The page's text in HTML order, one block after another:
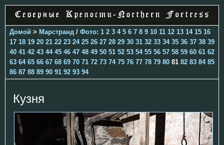
Домой > Марстранд / Фото: 1 2 3 4 5 6 7 8 9 10 11 12 13 14 15 16
17 18 19 20 21 22 23 24 25 26 27 28 29 30 31 32 33 34 35 36 37 38 39
40 41 42 43 44 45 46 47 48 49 50 51 52 53 54 55 56 57 58 59 60 61 62
63 64 65 66 67 68 69 70 71 72 73 74 75 76 77 78 79 80 81 82 83 84 85
86 87 88 89 90 91 92 93 94
Кузня